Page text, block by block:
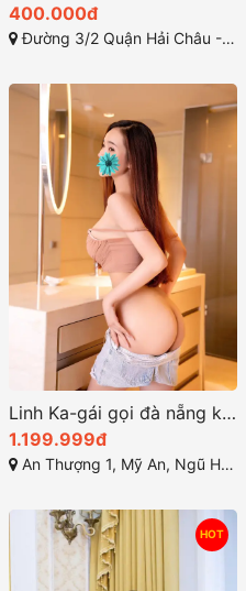
400.000đ
Đường 3/2 Quận Hải Châu - Đà Nẵng
Linh Ka-gái gọi đà nẵng kỹ thật xuất sắc
1.199.999đ
An Thượng 1, Mỹ An, Ngũ Hành Sơn, Đà Nẵng
HOT